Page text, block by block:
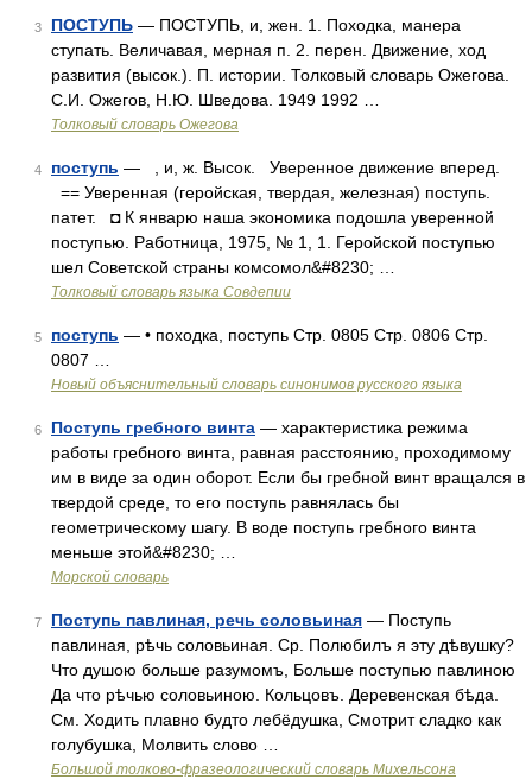
3 ПОСТУПЬ — ПОСТУПЬ, и, жен. 1. Походка, манера
ступать. Величавая, мерная п. 2. перен. Движение, ход
развития (высок.). П. истории. Толковый словарь Ожегова.
С.И. Ожегов, Н.Ю. Шведова. 1949 1992 …
Толковый словарь Ожегова
4 поступь — , и, ж. Высок. Уверенное движение вперед.
== Уверенная (геройская, твердая, железная) поступь.
патет. ◘ К январю наша экономика подошла уверенной
поступью. Работница, 1975, № 1, 1. Геройской поступью
шел Советской страны комсомол&#8230; …
Толковый словарь языка Совдепии
5 поступь — • походка, поступь Стр. 0805 Стр. 0806 Стр.
0807 …
Новый объяснительный словарь синонимов русского языка
6 Поступь гребного винта — характеристика режима
работы гребного винта, равная расстоянию, проходимому
им в виде за один оборот. Если бы гребной винт вращался в
твердой среде, то его поступь равнялась бы
геометрическому шагу. В воде поступь гребного винта
меньше этой&#8230; …
Морской словарь
7 Поступь павлиная, речь соловьиная — Поступь
павлиная, рѣчь соловьиная. Ср. Полюбилъ я эту дѣвушку?
Что душою больше разумомъ, Больше поступью павлиною
Да что рѣчью соловьиною. Кольцовъ. Деревенская бѣда.
См. Ходить плавно будто лебёдушка, Смотрит сладко как
голубушка, Молвить слово …
Большой толково-фразеологический словарь Михельсона